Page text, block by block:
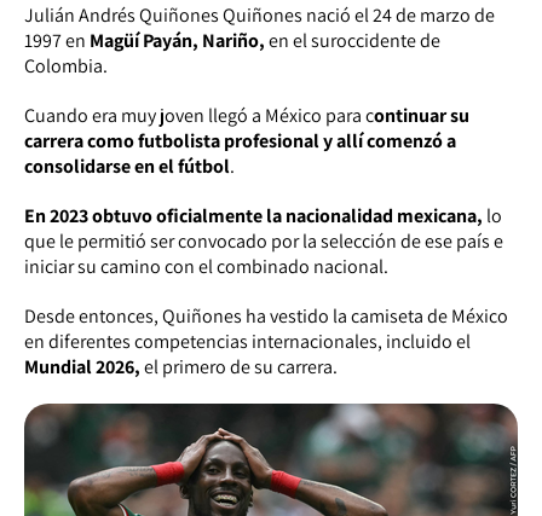
Julián Andrés Quiñones Quiñones nació el 24 de marzo de
1997 en Magüí Payán, Nariño,en el suroccidente de
Colombia.
Cuando era muy joven llegó a México para continuar su
carrera como futbolista profesional y allí comenzó a
consolidarse en el fútbol.
En 2023 obtuvo oficialmente la nacionalidad mexicana, lo
que le permitió ser convocado por la selección de ese país e
iniciar su camino con el combinado nacional.
Desde entonces, Quiñones ha vestido la camiseta de México
en diferentes competencias internacionales, incluido el
Mundial 2026,el primero de su carrera.